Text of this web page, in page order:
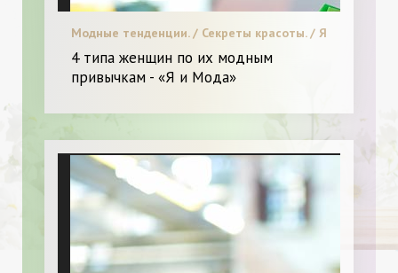
Модные тенденции. / Секреты красоты. / Я
4 типа женщин по их модным
привычкам - «Я и Мода»